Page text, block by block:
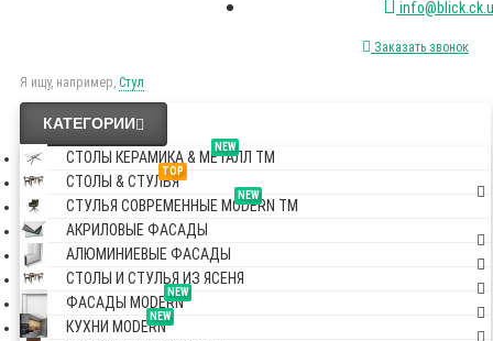
Заказать звонок
Я ищу, например, Стул
КАТЕГОРИИ
NEW
СТОЛЫ КЕРАМИКА & МЕТАЛЛ TM
TOP
СТОЛЫ & СТУЛЬЯ
NEW
СТУЛЬЯ СОВРЕМЕННЫЕ MODERN TM
АКРИЛОВЫЕ ФАСАДЫ
АЛЮМИНИЕВЫЕ ФАСАДЫ
СТОЛЫ И СТУЛЬЯ ИЗ ЯСЕНЯ
NEW
ФАСАДЫ MODERN
NEW
КУХНИ MODERN